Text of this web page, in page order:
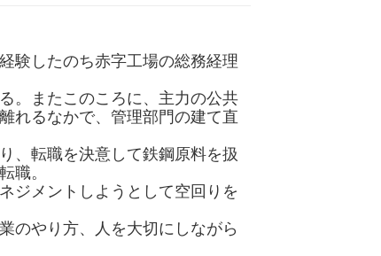
験したのち赤字工場の総務経理
。またこのころに、主力の公共
れるなかで、管理部門の建て直
、転職を決意して鉄鋼原料を扱
職。
ジメントしようとして空回りを
のやり方、人を大切にしながら